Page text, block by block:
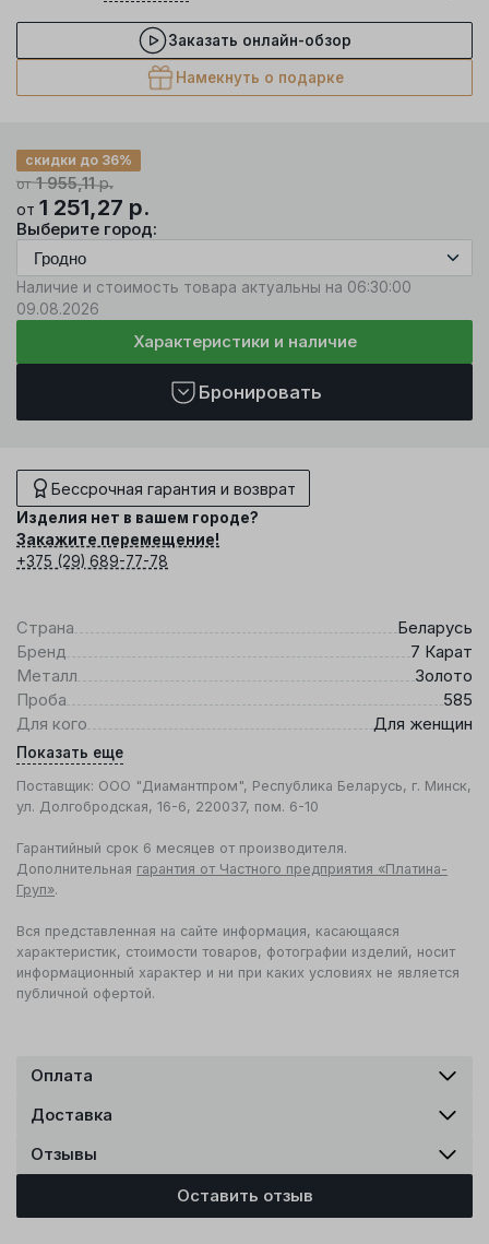
Заказать онлайн-обзор
Намекнуть о подарке
от1 955,11р.
скидки до 36%
от 1 251,27 р.
Выберите город:
Наличие и стоимость товара актуальны на 06:30:00
09.08.2026
Характеристики и наличие
Бронировать
Бессрочная гарантия и возврат
Изделия нет в вашем городе?
Закажите перемещение!
+375 (29) 689-77-78
Страна
Беларусь
Бренд
7 Карат
Металл
Золото
Проба
585
Для кого
Для женщин
Показать еще
Поставщик: ООО "Диамантпром", Республика Беларусь, г. Минск,
ул. Долгобродская, 16-6, 220037, пом. 6-10
Гарантийный срок 6 месяцев от производителя.
Дополнительная гарантия от Частного предприятия «Платина-
Груп».
Вся представленная на сайте информация, касающаяся
характеристик, стоимости товаров, фотографии изделий, носит
информационный характер и ни при каких условиях не является
публичной офертой.
Оплата
Доставка
Отзывы
Оставить отзыв